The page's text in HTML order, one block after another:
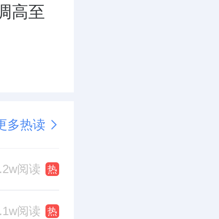
高至
多热读
阅读 热
阅读 热